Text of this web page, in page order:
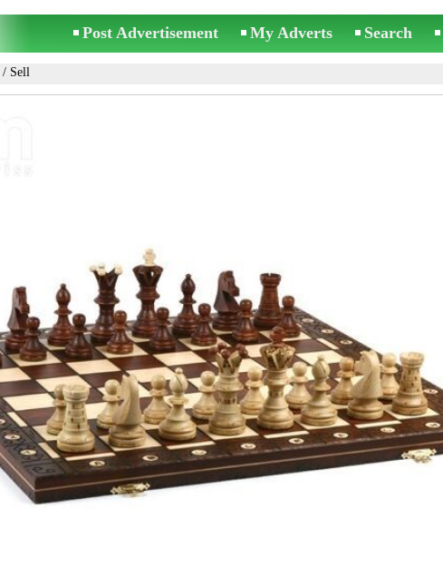
Post Advertisement My Adverts Search
/ Sell